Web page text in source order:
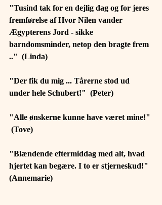
"Tusind tak for en dejlig dag og for jeres
fremførelse af Hvor Nilen vander
Ægypterens Jord - sikke
barndomsminder, netop den bragte frem
.."  (Linda)
"Der fik du mig ... Tårerne stod ud
under hele Schubert!"  (Peter)
"Alle ønskerne kunne have været mine!"
(Tove)
"Blændende eftermiddag med alt, hvad
hjertet kan begære. I to er stjerneskud!"
(Annemarie)